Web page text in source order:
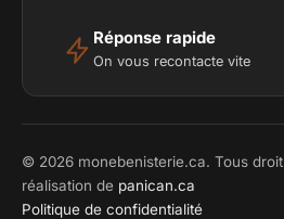
Réponse rapide
On vous recontacte vite
© 2026 monebenisterie.ca. Tous
réalisation de panican.ca
Politique de confidentialité